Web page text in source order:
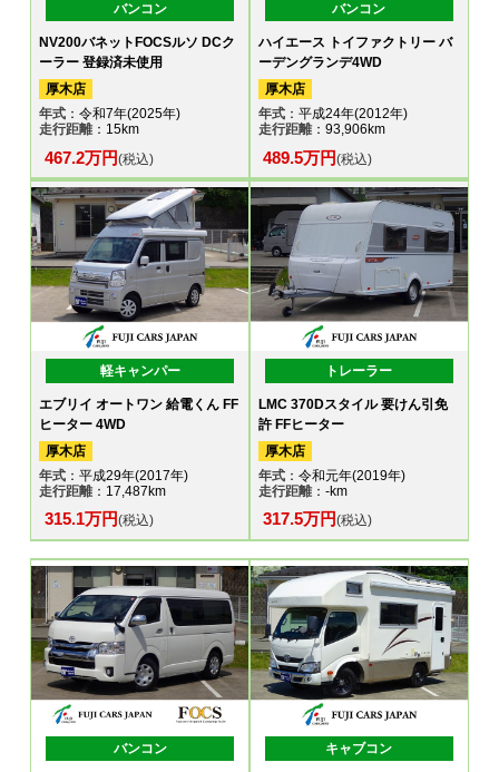
バンコン
NV200バネットFOCSルソ DCク
ーラー 登録済未使用
厚木店
年式 ：令和7年(2025年)
走行距離：15km
467.2万円(税込)
バンコン
ハイエース トイファクトリー バ
ーデングランデ4WD
厚木店
年式：平成24年(2012年)
走行距離：93,906km
489.5万円(税込)
軽キャンパー
エブリイ オートワン 給電くん FF
ヒーター 4WD
厚木店
年式 ：平成29年(2017年)
走行距離：17,487km
315.1万円(税込)
トレーラー
LMC 370Dスタイル 要けん引免
許 FFヒーター
厚木店
年式：令和元年(2019年)
走行距離：-km
317.5万円(税込)
バンコン キャブコン